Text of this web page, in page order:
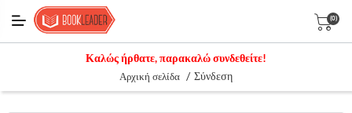
(0)
Καλώς ήρθατε, παρακαλώ συνδεθείτε!
Αρχική σελίδα / Σύνδεση